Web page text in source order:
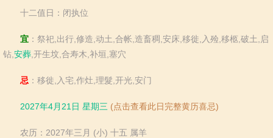
十二值日：闭执位
宜 ：祭祀,出行,修造,动土,合帐,造畜稠,安床,移徙,入殓,移柩,破土,启
钻, 安葬 ,开生坟,合寿木,补垣,塞穴
忌 ：移徙,入宅,作灶,理髮,开光,安门
2027年4月21日 星期三 (点击查看此日完整黄历喜忌)
农历：2027年三月 (小) 十五 属羊